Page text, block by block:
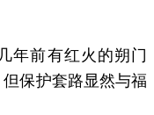
年前有红火的朔门
保护套路显然与福